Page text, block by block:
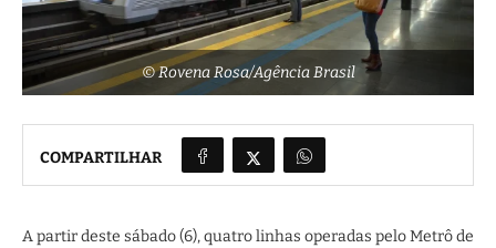
© Rovena Rosa/Agência Brasil
COMPARTILHAR
A partir deste sábado (6), quatro linhas operadas pelo Metrô de